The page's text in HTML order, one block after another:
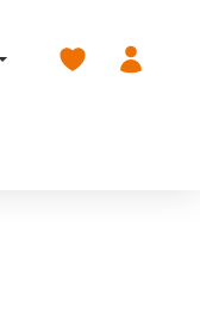
Du hast 0